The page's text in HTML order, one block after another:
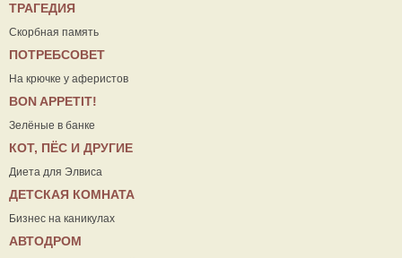
ТРАГЕДИЯ
Скорбная память
ПОТРЕБСОВЕТ
На крючке у аферистов
ВON APPETIT!
Зелёные в банке
КОТ, ПЁС И ДРУГИЕ
Диета для Элвиса
ДЕТСКАЯ КОМНАТА
Бизнес на каникулах
АВТОДРОМ